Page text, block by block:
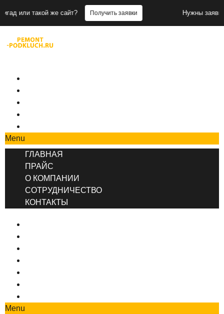
же сайт? Получить заявки Нужны заявки для
Menu
ГЛАВНАЯ
ПРАЙС
О КОМПАНИИ
СОТРУДНИЧЕСТВО
КОНТАКТЫ
Menu